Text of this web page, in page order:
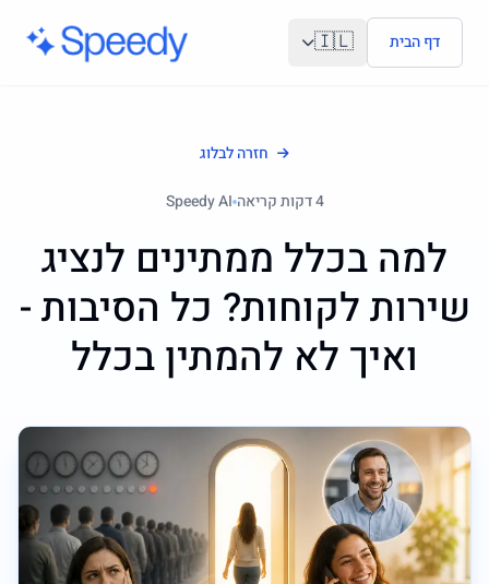
דלג לתוכן הראשי
דף הבית 🇮🇱
חזרה לבלוג
4דקות קריאה Speedy AI
למה בכלל ממתינים לנציג
שירות לקוחות? כל הסיבות -
ואיך לא להמתין בכלל